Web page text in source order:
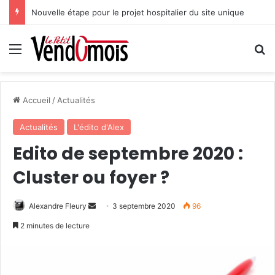
Nouvelle étape pour le projet hospitalier du site unique
Menu
Accueil / Actualités
Actualités L'édito d'Alex
Edito de septembre 2020 :
Cluster ou foyer ?
Alexandre Fleury 3 septembre 2020 96
2 minutes de lecture